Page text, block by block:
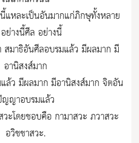
แหละเป็นอันมากแก่ภิกษุทั้งหลาย
ย่างนี้ศีล อย่างนี้
มาธิอันศีลอบรมแล้ว มีผลมาก มี
อานิสงส์มาก
ว มีผลมาก มีอานิสงส์มาก จิตอัน
ญาอบรมแล้ว
ะโดยชอบคือ กามาสวะ ภวาสวะ
อวิชชาสวะ.